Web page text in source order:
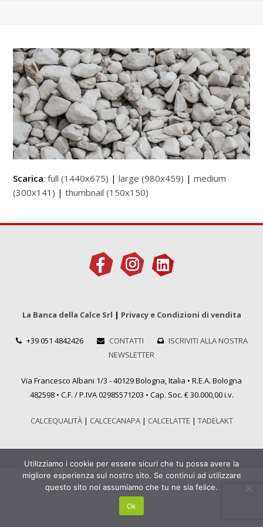
Scarica:full (1440x675) |large (980x459) |medium
(300x141) |thumbnail (150x150)
La Banca della Calce Srl | Privacy e Condizioni di vendita
+39 051 4842426 CONTATTI
ISCRIVITI ALLA NOSTRA
NEWSLETTER
Via Francesco Albani 1/3 - 40129 Bologna, Italia • R.E.A. Bologna
482598 • C.F. / P.IVA 02985571203 • Cap. Soc. € 30.000,00 i.v.
CALCEQUALITÀ| CALCECANAPA| CALCELATTE | TADELAKT
Utilizziamo i cookie per essere sicuri che tu possa avere la
migliore esperienza sul nostro sito. Se continui ad utilizzare
questo sito noi assumiamo che tu ne sia felice.
Ok